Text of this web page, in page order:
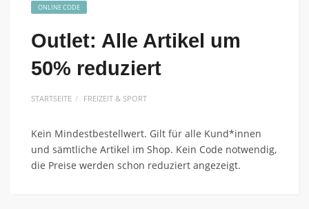
ONLINE CODE
Outlet: Alle Artikel um
50% reduziert
STARTSEITE FREIZEIT & SPORT
Kein Mindestbestellwert. Gilt für alle Kund*innen
und sämtliche Artikel im Shop. Kein Code notwendig,
die Preise werden schon reduziert angezeigt.